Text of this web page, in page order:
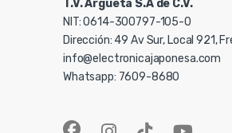
T.V. Argueta S.A de C.V.
NIT: 0614-300797-105-0
Dirección: 49 Av Sur, Local 921,
info@electronicajaponesa.com
Whatsapp: 7609-8680